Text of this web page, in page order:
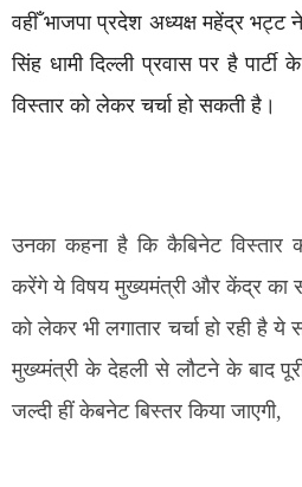
वहीँ भाजपा प्रदेश अध्यक्ष महेंद्र भट्ट
सिंह धामी दिल्ली प्रवास पर है
विस्तार को लेकर चर्चा हो सकती है।
उनका कहना है कि कैबिनेट विस्तार
करेंगे ये विषय मुख्यमंत्री और केंद्र का
को लेकर भी लगातार चर्चा हो रही है ये
मुख्य्मंत्री के देहली से लौटने के बाद
जल्दी हीं केबनेट बिस्तर किया जाएगी,